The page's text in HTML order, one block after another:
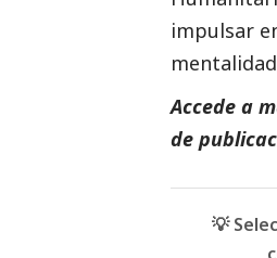
impulsar
Accede a
de
💡